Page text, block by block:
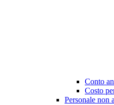
Conto
Costo
Personale non